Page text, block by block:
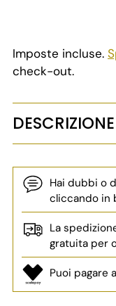
Imposte incluse.
check-out.
DESCRIZIONE
Hai dubbi o
cliccando in
La
gratuita per
Puoi pagare